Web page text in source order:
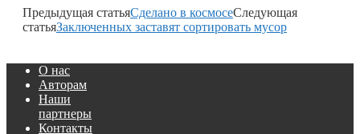
Предыдущая статьяСделано в космосеСледующая
статьяЗаключенных заставят сортировать мусор
О нас
Авторам
Наши
партнеры
Контакты